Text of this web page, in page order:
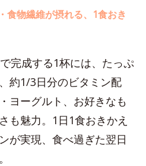
食物繊維が摂れる、1食おき
完成する1杯には、たっぷ
約1/3日分のビタミン配
ヨーグルト、お好きなも
も魅力。1日1食おきかえ
が実現、食べ過ぎた翌日